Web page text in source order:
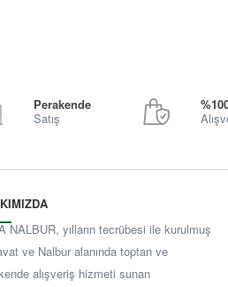
Perakende
Satış
NALBUR, yılların tecrübesi ile kurulmuş
ve Nalbur alanında toptan ve
alışveriş hizmeti sunan